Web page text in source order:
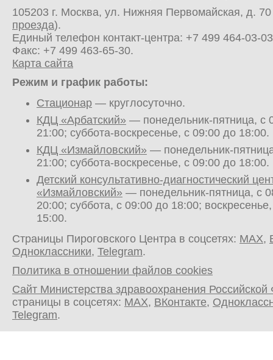
105203 г. Москва, ул. Нижняя Первомайская, д.
проезда).
Единый телефон контакт-центра: +7 499 464-03-03
Факс: +7 499 463-65-30.
Карта сайта
Режим и график работы:
Стационар — круглосуточно.
КДЦ «Арбатский» — понедельник-пятница, с
21:00; суббота-воскресенье, с 09:00 до 18:00.
КДЦ «Измайловский» — понедельник-
21:00; суббота-воскресенье, с 09:00 до 18:00.
Детский консультативно-диагностический
«Измайловский» — понедельник-пятница, с
20:00; суббота, с 09:00 до 18:00;
15:00.
Страницы Пироговского Центра в соцсетях: MAX,
Одноклассники, Telegram.
Политика в отношении файлов cookies
Сайт Министерства здравоохранения
страницы в соцсетях: MAX, ВКонтакте,
Telegram.